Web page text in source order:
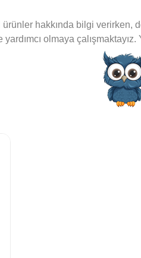
ürünler hakkında bilgi
olmaya